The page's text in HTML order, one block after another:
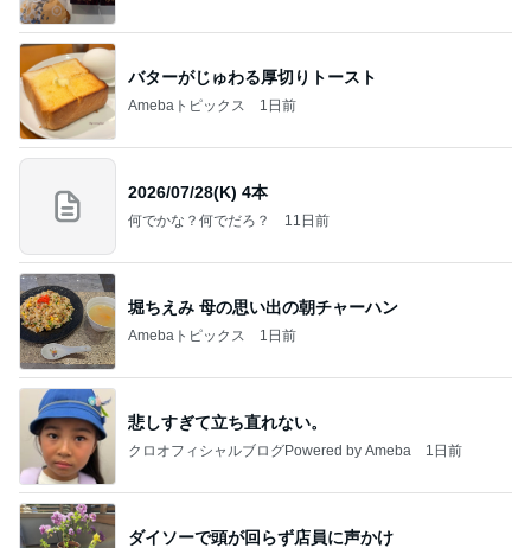
バターがじゅわる厚切りトースト
Amebaトピックス 1日前
2026/07/28(K) 4本
何でかな？何でだろ？ 11日前
堀ちえみ 母の思い出の朝チャーハン
Amebaトピックス 1日前
悲しすぎて立ち直れない。
クロオフィシャルブログPowered by Ameba 1日前
ダイソーで頭が回らず店員に声かけ